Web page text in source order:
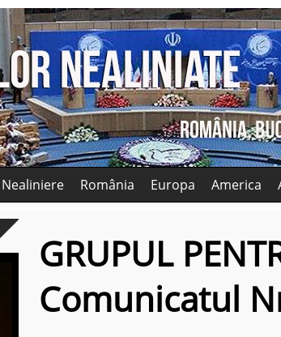
România Europa America
GRUPUL
Comunicatul